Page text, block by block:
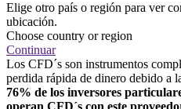
Elige otro país o región para ver
ubicación.
Choose country or region
Continuar
Los CFD´s son instrumentos
perdida rápida de dinero debido a
76% de los inversores